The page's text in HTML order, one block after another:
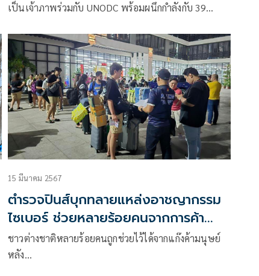
เป็นเจ้าภาพร่วมกับ UNODC พร้อมผนึกกำลังกับ 39
อาชญากรรมออนไลน์
15 มีนาคม 2567
ตำรวจปินส์บุกทลายแหล่งอาชญากรรม
ไซเบอร์ ช่วยหลายร้อยคนจากการค้า
มนุษย์
ชาวต่างชาติหลายร้อยคนถูกช่วยไว้ได้จากแก๊งค้ามนุษย์
หลัง…